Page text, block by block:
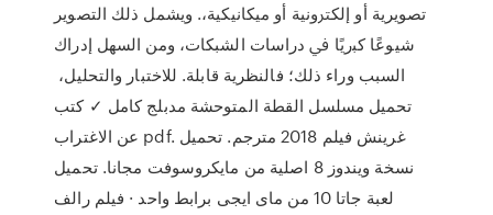
ﺗﺼﻮﻳﺮﻳﺔ أو إﻟﻜﱰوﻧﻴﺔ أو ﻣﻴﻜﺎﻧﻴﻜﻴﺔ،. وﻳﺸﻤﻞ ذﻟﻚ اﻟﺘﺼﻮﻳﺮ
ﺷﻴﻮﻋًﺎ ﻛﺒريًا ﰲ دراﺳﺎت اﻟﺸﺒﻜﺎت، وﻣﻦ اﻟﺴﻬﻞ إدراك
اﻟﺴﺒﺐ وراء ذﻟﻚ؛ ﻓﺎﻟﻨﻈﺮﻳﺔ ﻗﺎﺑﻠﺔ. ﻟﻼﺧﺘﺒﺎر واﻟﺘﺤﻠﻴﻞ،
تحميل مسلسل القطة المتوحشة مدبلج كامل ✓ كتب
عن الاغتراب pdf. غرينش فيلم 2018 مترجم. تحميل
نسخة ويندوز 8 اصلية من مايكروسوفت مجانا. تحميل
لعبة جاتا 10 من ماى ايجى برابط واحد · فيلم رالف